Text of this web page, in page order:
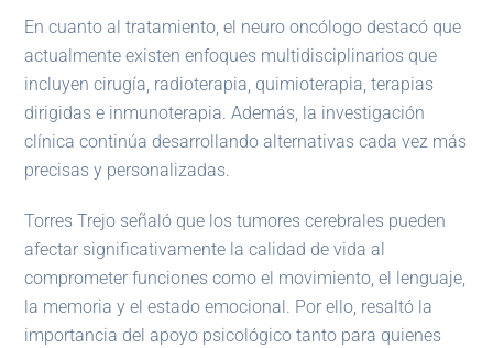
En cuanto al tratamiento, el neuro oncólogo destacó que
actualmente existen enfoques multidisciplinarios que
incluyen cirugía, radioterapia, quimioterapia, terapias
dirigidas e inmunoterapia. Además, la investigación
clínica continúa desarrollando alternativas cada vez más
precisas y personalizadas.
Torres Trejo señaló que los tumores cerebrales pueden
afectar significativamente la calidad de vida al
comprometer funciones como el movimiento, el lenguaje,
la memoria y el estado emocional. Por ello, resaltó la
importancia del apoyo psicológico tanto para quienes